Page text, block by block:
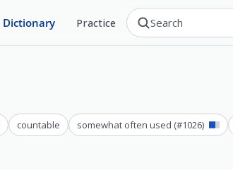
Dictionary Practice
countable somewhat often used (#1026)